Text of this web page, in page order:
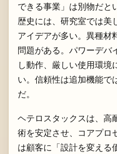
できる事業」は別物だと
歴史には、研究室では美
アイデアが多い。異種材
問題がある。パワーデバ
し動作、厳しい使用環境
い。信頼性は追加機能で
だ。
ヘテロスタックスは、高
術を安定させ、コアプロ
は顧客に「設計を変える